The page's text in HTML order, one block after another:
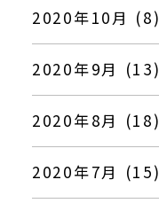
2020年10月 (8)
2020年9月 (13)
2020年8月 (18)
2020年7月 (15)